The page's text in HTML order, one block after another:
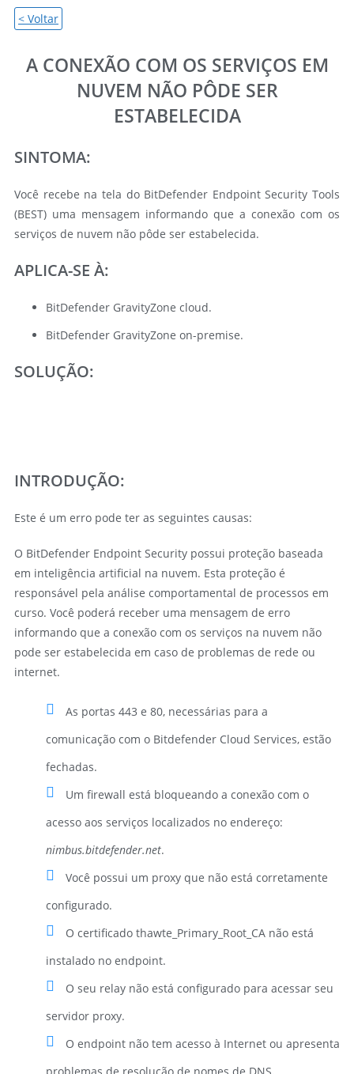
< Voltar
A CONEXÃO COM OS SERVIÇOS EM
NUVEM NÃO PÔDE SER
ESTABELECIDA
SINTOMA:
Você recebe na tela do BitDefender Endpoint Security Tools
(BEST) uma mensagem informando que a conexão com os
serviços de nuvem não pôde ser estabelecida.
APLICA-SE À:
BitDefender GravityZone cloud.
BitDefender GravityZone on-premise.
SOLUÇÃO:
INTRODUÇÃO:
Este é um erro pode ter as seguintes causas:
O BitDefender Endpoint Security possui proteção baseada
em inteligência artificial na nuvem. Esta proteção é
responsável pela análise comportamental de processos em
curso. Você poderá receber uma mensagem de erro
informando que a conexão com os serviços na nuvem não
pode ser estabelecida em caso de problemas de rede ou
internet.
As portas 443 e 80, necessárias para a
comunicação com o Bitdefender Cloud Services, estão
fechadas.
Um firewall está bloqueando a conexão com o
acesso aos serviços localizados no endereço:
nimbus.bitdefender.net.
Você possui um proxy que não está corretamente
configurado.
O certificado thawte_Primary_Root_CA não está
instalado no endpoint.
O seu relay não está configurado para acessar seu
servidor proxy.
O endpoint não tem acesso à Internet ou apresenta